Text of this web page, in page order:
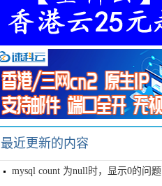
最近更新的内容
mysql count 为null时，显示0的问题